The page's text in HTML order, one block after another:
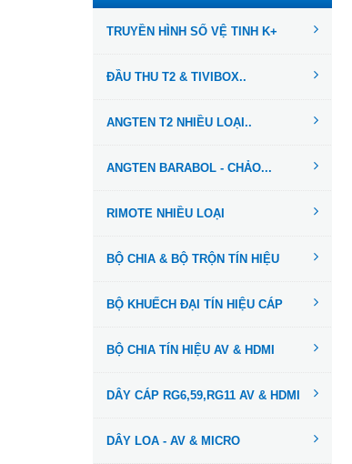
TRUYỀN HÌNH SỐ VỆ TINH K+
ĐẦU THU T2 & TIVIBOX..
ANGTEN T2 NHIỀU LOẠI..
ANGTEN BARABOL - CHẢO...
RIMOTE NHIỀU LOẠI
BỘ CHIA & BỘ TRỘN TÍN HIỆU
BỘ KHUẾCH ĐẠI TÍN HIỆU CÁP
BỘ CHIA TÍN HIỆU AV & HDMI
DÂY CÁP RG6,59,RG11 AV & HDMI
DÂY LOA - AV & MICRO